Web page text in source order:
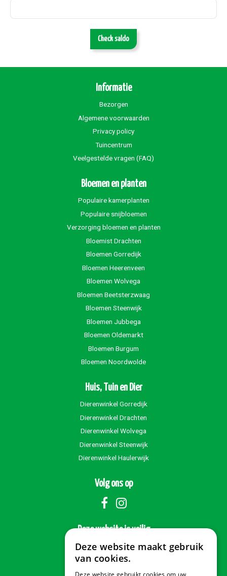
Check saldo
Informatie
Bezorgen
Algemene voorwaarden
Privacy policy
Tuincentrum
Veelgestelde vragen (FAQ)
Bloemen en planten
Populaire kamerplanten
Populaire snijbloemen
Verzorging bloemen en planten
Bloemist Drachten
Bloemen Gorredijk
Bloemen Heerenveen
Bloemen Wolvega
Bloemen Beetsterzwaag
Bloemen Steenwijk
Bloemen Jubbega
Bloemen Oldemarkt
Bloemen Burgum
Bloemen Noordwolde
Huis, Tuin en Dier
Dierenwinkel Gorredijk
Dierenwinkel Drachten
Dierenwinkel Wolvega
Dierenwinkel Steenwijk
Dierenwinkel Haulerwijk
Volg ons op
Deze website is veilig
Deze website maakt gebruik
van cookies.
Deze website gebruikt cookies om uw